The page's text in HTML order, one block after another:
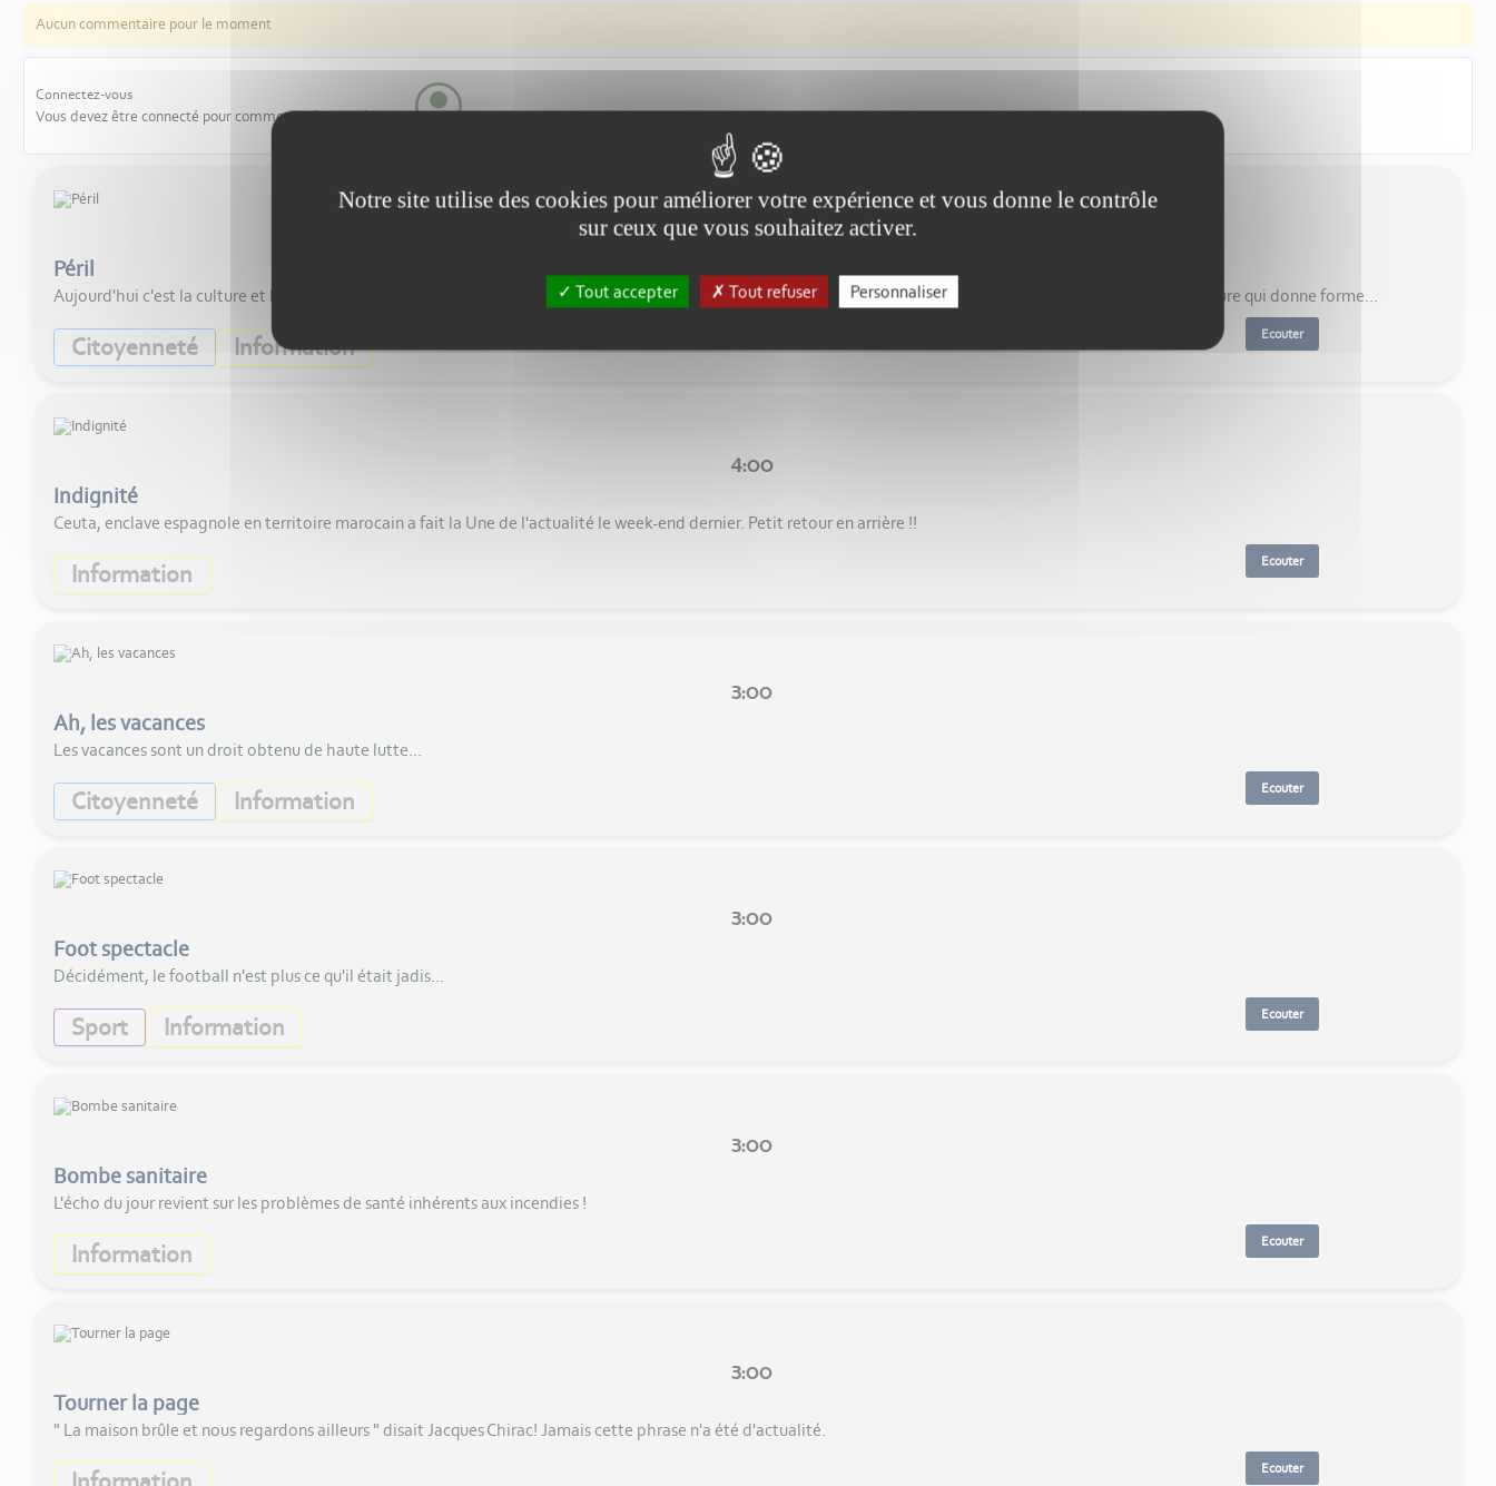
Aucun commentaire pour le moment
Connectez-vous
Vous devez être connecté pour commenter les articles
3:00
Péril
Aujourd'hui c'est la culture et les associations qui militent dans ce secteur qui sont menacées, baisse drastique des subventions !! N'oublions pas que " c'est la culture qui donne forme...
Citoyenneté Information Ecouter
4:00
Indignité
Ceuta, enclave espagnole en territoire marocain a fait la Une de l'actualité le week-end dernier. Petit retour en arrière !!
Information Ecouter
3:00
Ah, les vacances
Les vacances sont un droit obtenu de haute lutte...
Citoyenneté Information Ecouter
3:00
Foot spectacle
Décidément, le football n'est plus ce qu'il était jadis...
Sport Information Ecouter
3:00
Bombe sanitaire
L'écho du jour revient sur les problèmes de santé inhérents aux incendies !
Information Ecouter
3:00
Tourner la page
" La maison brûle et nous regardons ailleurs " disait Jacques Chirac! Jamais cette phrase n'a été d'actualité.
Ecouter
Notre site utilise des cookies pour améliorer votre expérience et vous donne le contrôle
sur ceux que vous souhaitez activer.
Tout accepter Tout refuser Personnaliser